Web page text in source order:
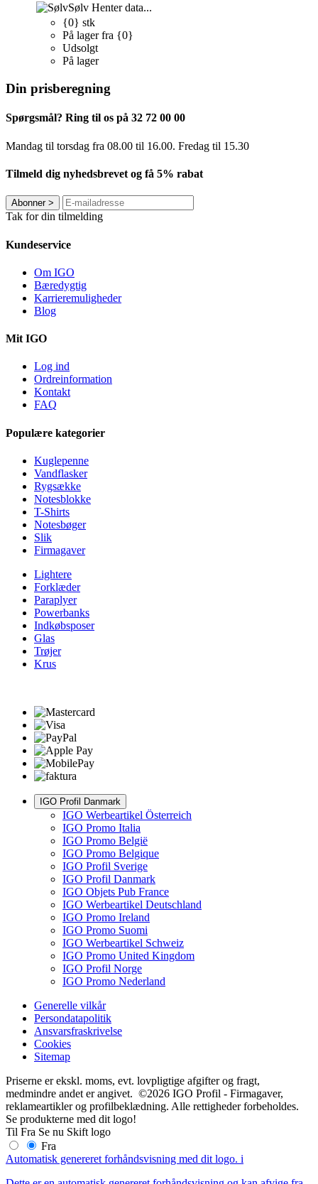
Sølv Henter data...
{0} stk
På lager fra {0}
Udsolgt
På lager
Din prisberegning
Spørgsmål? Ring til os på 32 72 00 00
Mandag til torsdag fra 08.00 til 16.00. Fredag ​​til 15.30
Tilmeld dig nyhedsbrevet og få 5% rabat
Abonner>
Tak for din tilmelding
Kundeservice
Om IGO
Bæredygtig
Karrieremuligheder
Blog
Mit IGO
Log ind
Ordreinformation
Kontakt
FAQ
Populære kategorier
Kuglepenne
Vandflasker
Rygsække
Notesblokke
T-Shirts
Notesbøger
Slik
Firmagaver
Lightere
Forklæder
Paraplyer
Powerbanks
Indkøbsposer
Glas
Trøjer
Krus
IGO Profil Danmark
IGO Werbeartikel Österreich
IGO Promo Italia
IGO Promo België
IGO Promo Belgique
IGO Profil Sverige
IGO Profil Danmark
IGO Objets Pub France
IGO Werbeartikel Deutschland
IGO Promo Ireland
IGO Promo Suomi
IGO Werbeartikel Schweiz
IGO Promo United Kingdom
IGO Profil Norge
IGO Promo Nederland
Generelle vilkår
Persondatapolitik
Ansvarsfraskrivelse
Cookies
Sitemap
Priserne er ekskl. moms, evt. lovpligtige afgifter og fragt,
medmindre andet er angivet. ©2026 IGO Profil - Firmagaver,
reklameartikler og profilbeklædning. Alle rettigheder forbeholdes.
Se produkterne med dit logo!
Til Fra Se nu Skift logo
Fra
Automatisk genereret forhåndsvisning med dit logo. i